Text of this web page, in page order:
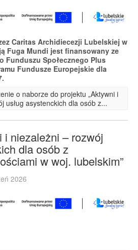
Caritas Archidiecezji Lubelskiej w
Fuga Mundi jest finansowany ze
Funduszu Społecznego Plus
Fundusze Europejskie dla
o naborze do projektu „Aktywni i
usług asystenckich dla osób z...
i niezależni – rozwój
dla osób z
w woj. lubelskim”
2026